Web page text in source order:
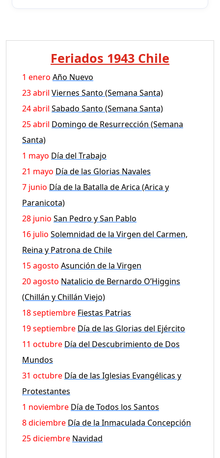
Feriados 1943 Chile
1 enero Año Nuevo
23 abril Viernes Santo (Semana Santa)
24 abril Sabado Santo (Semana Santa)
25 abril Domingo de Resurrección (Semana
Santa)
1 mayo Día del Trabajo
21 mayo Día de las Glorias Navales
7 junio Día de la Batalla de Arica (Arica y
Paranicota)
28 junio San Pedro y San Pablo
16 julio Solemnidad de la Virgen del Carmen,
Reina y Patrona de Chile
15 agosto Asunción de la Virgen
20 agosto Natalicio de Bernardo O’Higgins
(Chillán y Chillán Viejo)
18 septiembre Fiestas Patrias
19 septiembre Día de las Glorias del Ejército
11 octubre Día del Descubrimiento de Dos
Mundos
31 octubre Día de las Iglesias Evangélicas y
Protestantes
1 noviembre Día de Todos los Santos
8 diciembre Día de la Inmaculada Concepción
25 diciembre Navidad